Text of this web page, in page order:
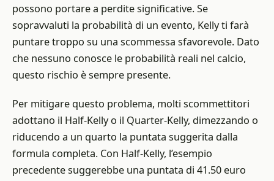
possono portare a perdite significative. Se
sopravvaluti la probabilità di un evento, Kelly ti farà
puntare troppo su una scommessa sfavorevole. Dato
che nessuno conosce le probabilità reali nel calcio,
questo rischio è sempre presente.
Per mitigare questo problema, molti scommettitori
adottano il Half-Kelly o il Quarter-Kelly, dimezzando o
riducendo a un quarto la puntata suggerita dalla
formula completa. Con Half-Kelly, l’esempio
precedente suggerebbe una puntata di 41.50 euro